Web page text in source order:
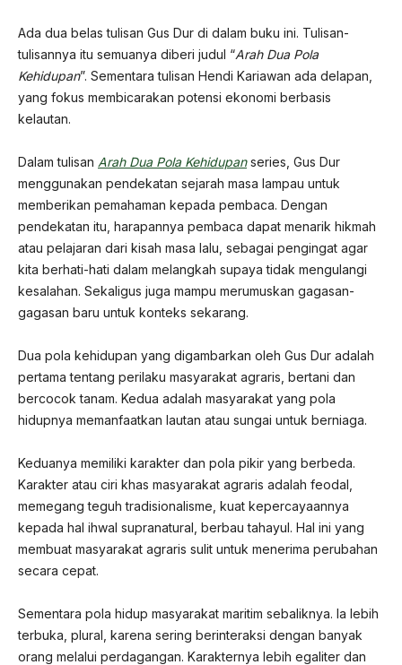
Ada dua belas tulisan Gus Dur di dalam buku ini. Tulisan-
tulisannya itu semuanya diberi judul “Arah Dua Pola
Kehidupan”. Sementara tulisan Hendi Kariawan ada delapan,
yang fokus membicarakan potensi ekonomi berbasis
kelautan.
Dalam tulisan Arah Dua Pola Kehidupanseries, Gus Dur
menggunakan pendekatan sejarah masa lampau untuk
memberikan pemahaman kepada pembaca. Dengan
pendekatan itu, harapannya pembaca dapat menarik hikmah
atau pelajaran dari kisah masa lalu, sebagai pengingat agar
kita berhati-hati dalam melangkah supaya tidak mengulangi
kesalahan. Sekaligus juga mampu merumuskan gagasan-
gagasan baru untuk konteks sekarang.
Dua pola kehidupan yang digambarkan oleh Gus Dur adalah
pertama tentang perilaku masyarakat agraris, bertani dan
bercocok tanam. Kedua adalah masyarakat yang pola
hidupnya memanfaatkan lautan atau sungai untuk berniaga.
Keduanya memiliki karakter dan pola pikir yang berbeda.
Karakter atau ciri khas masyarakat agraris adalah feodal,
memegang teguh tradisionalisme, kuat kepercayaannya
kepada hal ihwal supranatural, berbau tahayul. Hal ini yang
membuat masyarakat agraris sulit untuk menerima perubahan
secara cepat.
Sementara pola hidup masyarakat maritim sebaliknya. Ia lebih
terbuka, plural, karena sering berinteraksi dengan banyak
orang melalui perdagangan. Karakternya lebih egaliter dan